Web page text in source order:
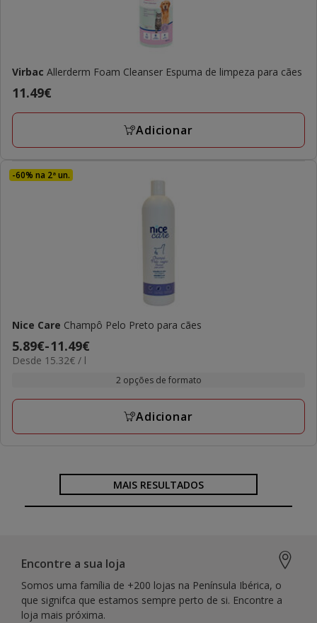
Virbac Allerderm Foam Cleanser Espuma de limpeza para cães
Preço
11.49€
11.49€
Adicionar
-60% na 2ª un.
Nice Care Champô Pelo Preto para cães
Preço
de
a
5.89€-11.49€
15.32€
Desde 15.32€ / l
2 opções de formato
Adicionar
MAIS RESULTADOS
Encontre a sua loja
Somos uma família de +200 lojas na Península Ibérica, o
que signifca que estamos sempre perto de si. Encontre a
loja mais próxima.